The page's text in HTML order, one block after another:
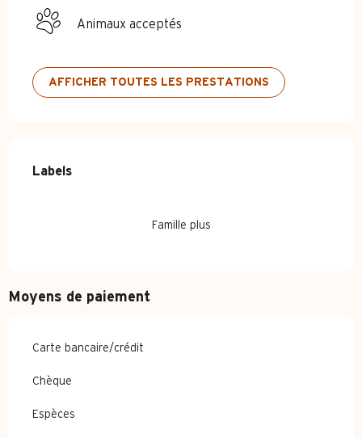
Animaux acceptés
AFFICHER TOUTES LES PRESTATIONS
Offres de prestations
Labels
Labels
Famille plus
Moyens de paiement
Carte bancaire/crédit
Chèque
Espèces